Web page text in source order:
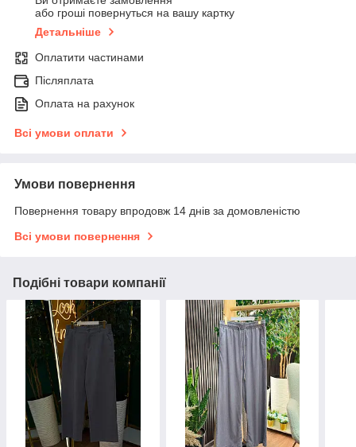
або гроші повернуться на вашу картку
Детальніше
Оплатити частинами
Післяплата
Оплата на рахунок
Всі умови оплати
Умови повернення
Повернення товару впродовж 14 днів за домовленістю
Всі умови повернення
Подібні товари компанії